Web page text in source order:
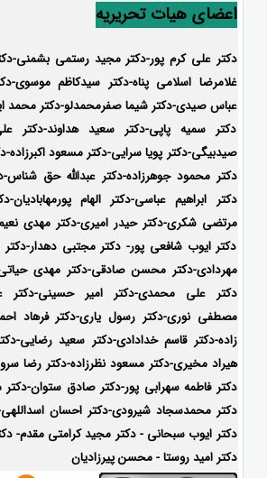
اعضای هیات تحریریه
دکتر علی کرم پور-دکتر مجید رستمی بشمنی-
غلامرضا اسلامی پناه-دکتر سیدکاظم موسوی-
عباس صیدی-دکتر شیما صفرمحمدلو-دکتر محمد
دکتر سمیه پاپی-دکتر سعید هداوند-دکتر
صیدبیگی-دکتر پویا سرایی-دکتر مسعود اکبرزاده-
دکتر محمود جوهرزاده-دکتر عبدالله حق شناس-
دکتر ابراهیم عباسی-دکتر الهام پورمهابادیان-
مرتضی شکری-دکتر حیدر امیری-دکتر مهدی
دکتر ایوب شافعی پور- دکتر مجتبی دهدار-دکتر
مهردادی-دکتر محسن صادقی-دکتر مهدی
دکتر علی محمدی-دکتر امیر حسینی-دکتر
مصطفی نوری-دکتر رسول یاری-دکتر فرهاد
زاده-دکتر قاسم خدادادی-دکتر سعید رضایی-
هیراد مخیری-دکتر مسعود نظرزاده-دکتر رضا
دکتر فاطمه سهرابی پور-دکتر صادق ستوان-
دکتر محمدسجاد شیرودی-دکتر احسان
دکتر ایوب سبحانی - دکتر مجید کرامتی مقدم-
دکتر امید روستا - محسن پیرزادیان